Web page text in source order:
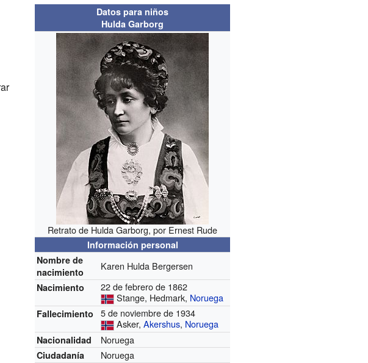
Datos para niños
Hulda Garborg
Retrato de Hulda Garborg, por Ernest Rude
Información personal
Nombre de
nacimiento
Karen Hulda Bergersen
Nacimiento
22 de febrero de 1862
Stange, Hedmark, Noruega
Fallecimiento
5 de noviembre de 1934
Asker,Akershus, Noruega
Nacionalidad Noruega
Ciudadanía Noruega